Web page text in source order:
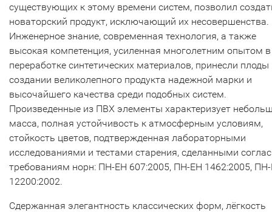
существующих к этому времени систем, позволил
новаторский продукт, исключающий их несовершенства.
Инженерное знание, современная технология, а также
высокая компетенция, усиленная многолетним опытом в
переработке синтетических материалов, принесли плоды
создании великолепного продукта надежной марки и
высочайшего качества среди подобных систем.
Произведенные из ПВХ элементы характеризует
масса, полная устойчивость к атмосферным условиям,
стойкость цветов, подтвержденная лабораторными
исследованиями и тестами старения, сделанными
требованиям норн: ПН-ЕН 607:2005, ПН-ЕН 1462:2005,
12200:2002.
Сдержанная элегантность классических форм, лёгкость